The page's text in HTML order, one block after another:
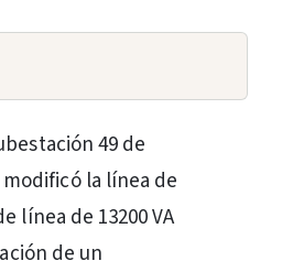
49 de
la línea de
línea de 13200 VA
de un